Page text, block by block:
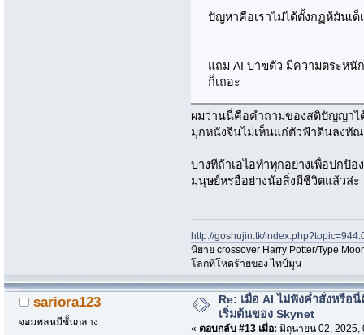
ปัญหาคือเราไม่ได้ตั้งกฏห้มันเ
แถม AI บาฃตัว มีความตระหนั
ก็เถอะ
ผมว่านนี่คือคำถามของสติปัญญาไ
มุกหนังจีนไม่เห็นแก่ตัวฟ้าดินลงทั
บางทีถ้าเอไอทำทุกอย่างเพื่อปกป้
มนุษย์หรอือย่างน้อสิ่งมีชีวิตแล้วล่ะ
http://goshujin.tk/
นิยาย crossover Harry Potter/Type
โลกที่โหดร้ายของ ไทป์มูน
sariora123
จอมพลหมีชั้นกลาง
Re: เมื่อ AI ไม่ฟังค่ำสั่งหรือ
เริ่มต้นของ Skynet
« ตอบกลับ #13 เมื่อ: มิถุนายน 02, 2025,